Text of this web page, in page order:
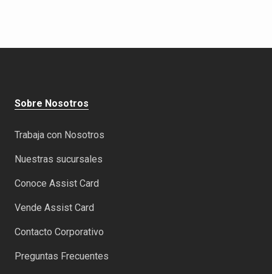
Sobre Nosotros
Trabaja con Nosotros
Nuestras sucursales
Conoce Assist Card
Vende Assist Card
Contacto Corporativo
Preguntas Frecuentes